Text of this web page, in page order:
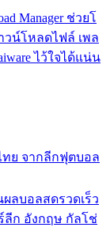
Manager ช่วยโ
วน์โหลดไฟล์ เพล
ไว้ใจได้แน่น
ทย จากลีกฟุตบอล
ลบอลสดรวดเร็ว
ลีก อังกฤษ กัลโช่